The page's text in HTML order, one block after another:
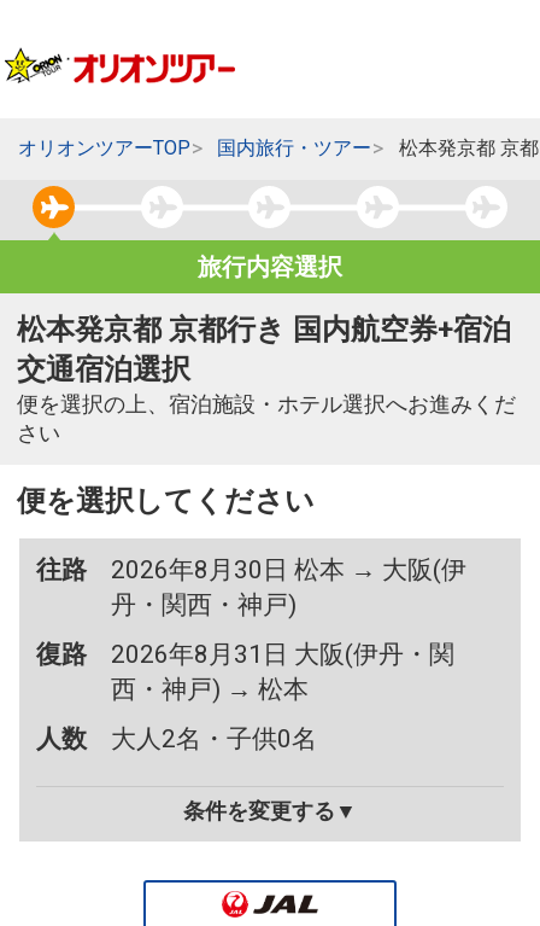
オリオンツアーTOP 国内旅行・ツアー 松本発京都 京
旅行内容選択
松本発京都 京都行き 国内航空券+宿泊
交通宿泊選択
便を選択の上、宿泊施設・ホテル選択へお進みくだ
さい
便を選択してください
往路
2026年8月30日 松本 → 大阪(伊
丹・関西・神戸)
復路
2026年8月31日 大阪(伊丹・関
西・神戸) → 松本
人数
大人2名・子供0名
条件を変更する▼